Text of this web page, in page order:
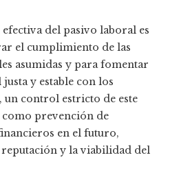
del pasivo laboral es
el cumplimiento de las
asumidas y para fomentar
y estable con los
un control estricto de este
prevención de
en el futuro,
y la viabilidad del